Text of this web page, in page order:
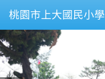
桃園市上大國民小學